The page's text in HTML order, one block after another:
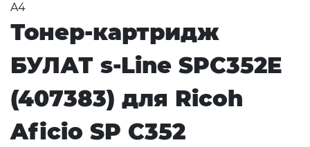
A4
Тонер-картридж
БУЛАТ s-Line SPC352E
(407383) для Ricoh
Aficio SP C352